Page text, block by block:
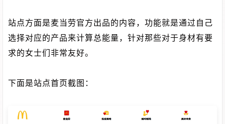
站点方面是麦当劳官方出品的内容，功能就是通过自己
选择对应的产品来计算总能量，针对那些对于身材有要
求的女士们非常友好。
下面是站点首页截图：